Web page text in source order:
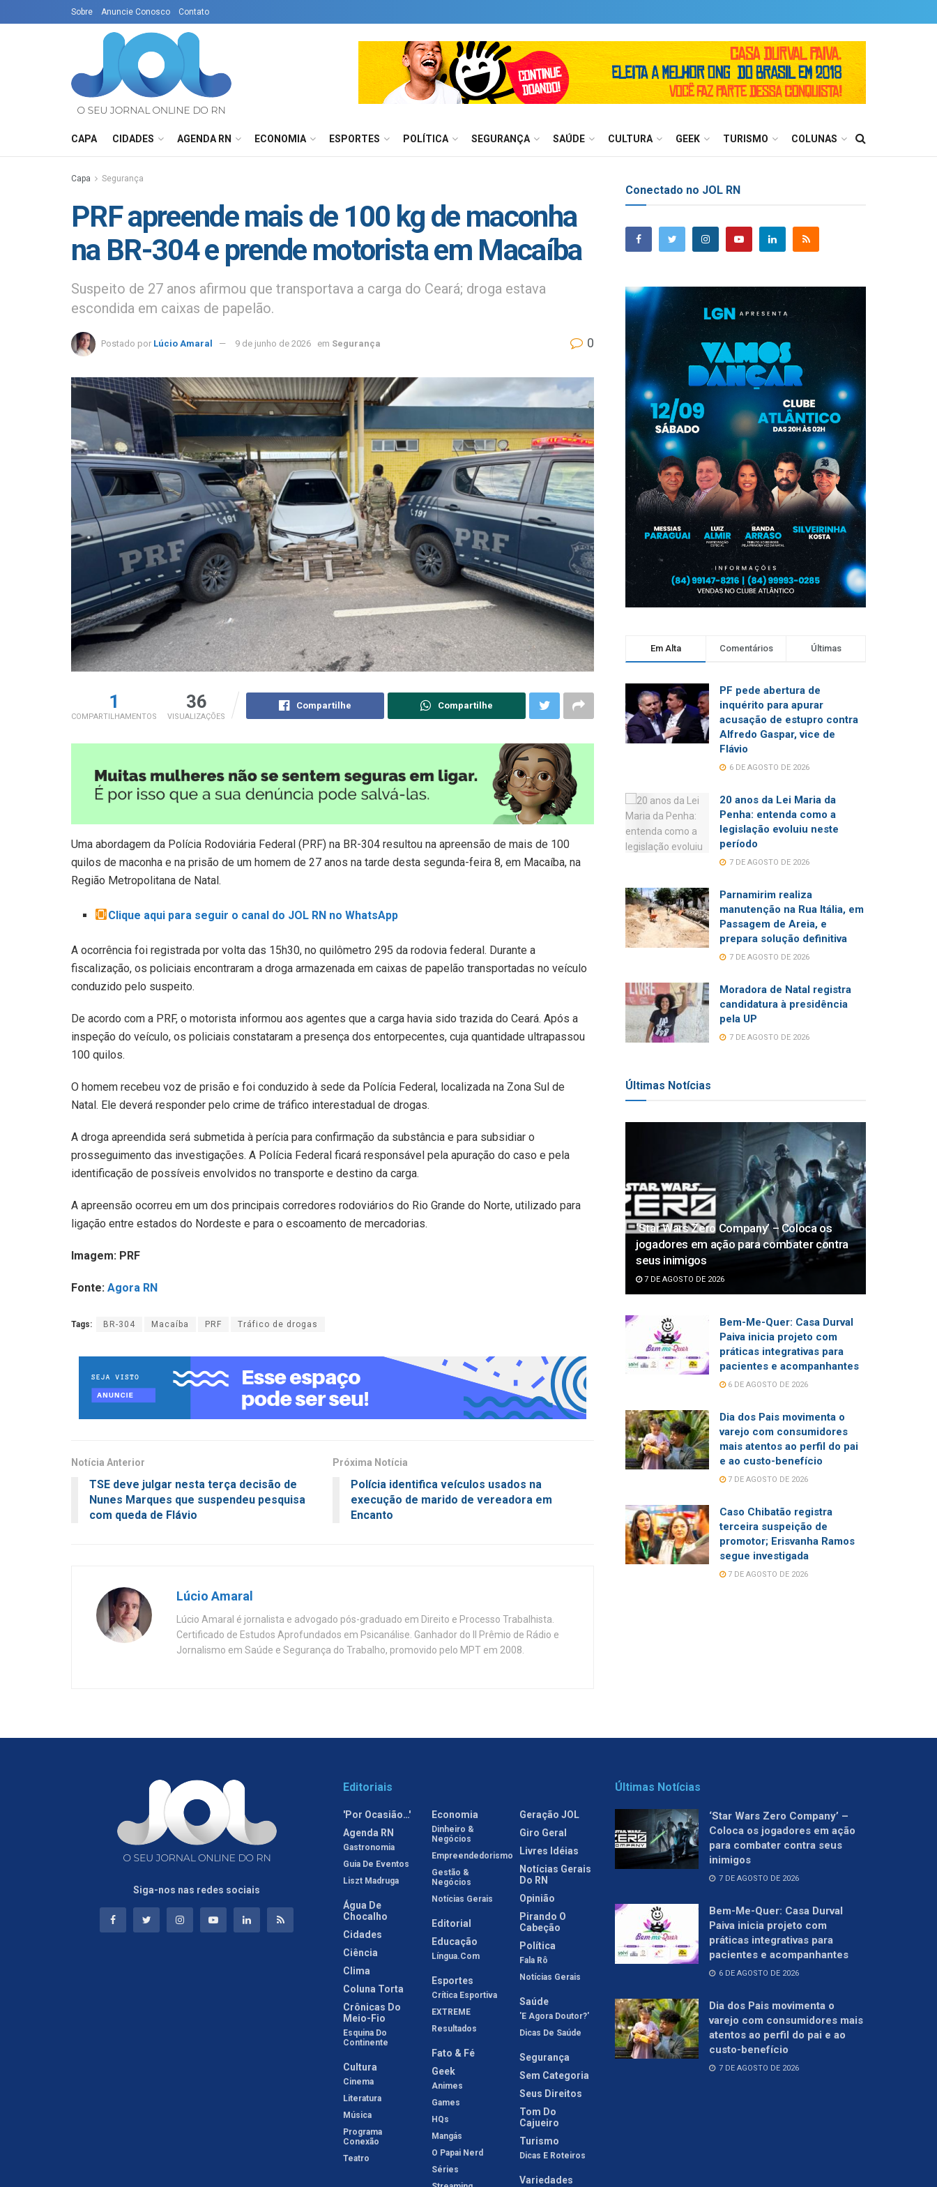
Sobre Anuncie Conosco Contato
CAPA CIDADES AGENDA RN ECONOMIA ESPORTES POLÍTICA SEGURANÇA SAÚDE CULTURA GEEK TURISMO COLUNAS
Capa Segurança
PRF apreende mais de 100 kg de maconha
na BR-304 e prende motorista em Macaíba
Suspeito de 27 anos afirmou que transportava a carga do Ceará; droga estava
escondida em caixas de papelão.
Postado por Lúcio Amaral 9 de junho de 2026 em Segurança 0
1
COMPARTILHAMENTOS
36
VISUALIZAÇÕES
Compartilhe Compartilhe
Uma abordagem da Polícia Rodoviária Federal (PRF) na BR-304 resultou na apreensão de mais de 100
quilos de maconha e na prisão de um homem de 27 anos na tarde desta segunda-feira 8, em Macaíba, na
Região Metropolitana de Natal.
Clique aqui para seguir o canal do JOL RN no WhatsApp
A ocorrência foi registrada por volta das 15h30, no quilômetro 295 da rodovia federal. Durante a
fiscalização, os policiais encontraram a droga armazenada em caixas de papelão transportadas no veículo
conduzido pelo suspeito.
De acordo com a PRF, o motorista informou aos agentes que a carga havia sido trazida do Ceará. Após a
inspeção do veículo, os policiais constataram a presença dos entorpecentes, cuja quantidade ultrapassou
100 quilos.
O homem recebeu voz de prisão e foi conduzido à sede da Polícia Federal, localizada na Zona Sul de
Natal. Ele deverá responder pelo crime de tráfico interestadual de drogas.
A droga apreendida será submetida à perícia para confirmação da substância e para subsidiar o
prosseguimento das investigações. A Polícia Federal ficará responsável pela apuração do caso e pela
identificação de possíveis envolvidos no transporte e destino da carga.
A apreensão ocorreu em um dos principais corredores rodoviários do Rio Grande do Norte, utilizado para
ligação entre estados do Nordeste e para o escoamento de mercadorias.
Imagem: PRF
Fonte: Agora RN
Tags: BR-304 Macaíba PRF Tráfico de drogas
Notícia Anterior
TSE deve julgar nesta terça decisão de
Nunes Marques que suspendeu pesquisa
com queda de Flávio
Próxima Notícia
Polícia identifica veículos usados na
execução de marido de vereadora em
Encanto
Lúcio Amaral
Lúcio Amaral é jornalista e advogado pós-graduado em Direito e Processo Trabalhista.
Certificado de Estudos Aprofundados em Psicanálise. Ganhador do II Prêmio de Rádio e
Jornalismo em Saúde e Segurança do Trabalho, promovido pelo MPT em 2008.
Conectado no JOL RN
Em Alta Comentários Últimas
PF pede abertura de
inquérito para apurar
acusação de estupro contra
Alfredo Gaspar, vice de
Flávio
6 DE AGOSTO DE 2026
20 anos da Lei Maria da
Penha: entenda como a
legislação evoluiu neste
período
7 DE AGOSTO DE 2026
Parnamirim realiza
manutenção na Rua Itália, em
Passagem de Areia, e
prepara solução definitiva
7 DE AGOSTO DE 2026
Moradora de Natal registra
candidatura à presidência
pela UP
7 DE AGOSTO DE 2026
Últimas Notícias
‘Star Wars Zero Company’ – Coloca os
jogadores em ação para combater contra
seus inimigos
7 DE AGOSTO DE 2026
Bem-Me-Quer: Casa Durval
Paiva inicia projeto com
práticas integrativas para
pacientes e acompanhantes
6 DE AGOSTO DE 2026
Dia dos Pais movimenta o
varejo com consumidores
mais atentos ao perfil do pai
e ao custo-benefício
7 DE AGOSTO DE 2026
Caso Chibatão registra
terceira suspeição de
promotor; Erisvanha Ramos
segue investigada
7 DE AGOSTO DE 2026
Siga-nos nas redes sociais
Editoriais
'Por Ocasião…'
Agenda RN
Gastronomia
Guia De Eventos
Liszt Madruga
Água De
Chocalho
Cidades
Ciência
Clima
Coluna Torta
Crônicas Do
Meio-Fio
Esquina Do
Continente
Cultura
Cinema
Literatura
Música
Programa
Conexão
Teatro
Economia
Dinheiro &
Negócios
Empreendedorismo
Gestão &
Negócios
Notícias Gerais
Editorial
Educação
Língua.com
Esportes
Crítica Esportiva
EXTREME
Resultados
Fato & Fé
Geek
Animes
Games
HQs
Mangás
O Papai Nerd
Séries
Geração JOL
Giro Geral
Livres Idéias
Notícias Gerais
Do RN
Opinião
Pirando O
Cabeção
Política
Fala Rô
Notícias Gerais
Saúde
'E Agora Doutor?'
Dicas De Saúde
Segurança
Sem Categoria
Seus Direitos
Tom Do
Cajueiro
Turismo
Dicas E Roteiros
Variedades
Últimas Notícias
‘Star Wars Zero Company’ –
Coloca os jogadores em ação
para combater contra seus
inimigos
7 DE AGOSTO DE 2026
Bem-Me-Quer: Casa Durval
Paiva inicia projeto com
práticas integrativas para
pacientes e acompanhantes
6 DE AGOSTO DE 2026
Dia dos Pais movimenta o
varejo com consumidores mais
atentos ao perfil do pai e ao
custo-benefício
7 DE AGOSTO DE 2026